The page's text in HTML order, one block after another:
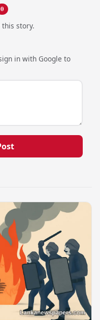
0
story.
in with Google to